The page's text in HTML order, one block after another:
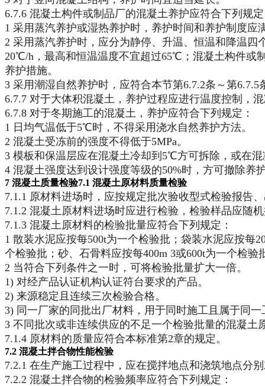
6.7.6 混凝土构件或制品厂的混凝土养护应符合下列规
1 采用蒸汽养护或湿热养护时，养护时间和养护制度应
2 采用蒸汽养护时，应分为静停、升温、恒温和降温
20℃/h，最高和恒温温度不宜超过65℃；混凝土构件或
养护措施。
3 采用潮湿自然养护时，应符合本节第6.7.2条～第6.7.5
6.7.7 对于大体积混凝土，养护过程应进行温度控制，
6.7.8 对于冬期施工的混凝土，养护应符合下列规定：
1 日均气温低于5℃时，不得采用浇水自然养护方法。
2 混凝土受冻前的强度不得低于5MPa。
3 模板和保温层应在混凝土冷却到5℃方可拆除，或在
4 混凝土强度达到设计强度等级的50%时，方可撤除养
7 混凝土质量检验7.1 混凝土原材料质量检验
7.1.1 原材料进场时，应按规定批次验收型式检验报告
7.1.2 混凝土原材料进场时应进行检验，检验样品应随
7.1.3 混凝土原材料的检验批量应符合下列规定：
1 散装水泥应按每500t为一个检验批；袋装水泥应按每
个检验批；砂、石骨料应按每400m 3或600t为一个检
2 当符合下列条件之一时，可将检验批量扩大一倍。
1) 对经产品认证机构认证符台要求的产品。
2) 来源稳定且连续三次检验合格。
3) 同一厂家的同批出厂材料，用于同时施工且属于同
3 不同批次或非连续供应的不足一个检验批量的混凝土
7.1.4 原材料的质量应符合本标准第2章的规定。
7.2 混凝土拌合物性能检验
7.2.1 在生产施工过程中，应在搅拌地点和浇筑地点分
7.2.2 混凝土拌合物的检验频率应符合下列规定：